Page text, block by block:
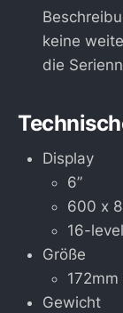
keine
die
Display
6”
600 x
16-
Größe
Gewicht